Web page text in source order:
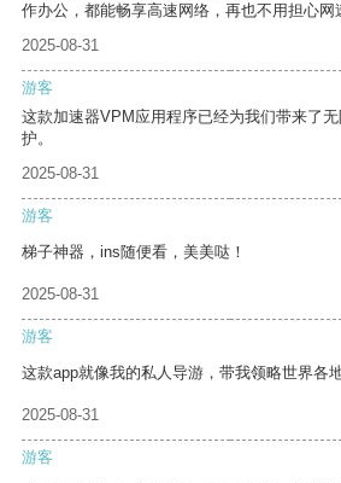
作办公，都能畅享高速网络，再也不用担心网
2025-08-31
游客
这款加速器VPM应用程序已经为我们带来了
护。
2025-08-31
游客
梯子神器，ins随便看，美美哒！
2025-08-31
游客
这款app就像我的私人导游，带我领略世界各
2025-08-31
游客